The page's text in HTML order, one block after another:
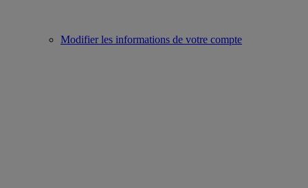
Modifier les informations de votre compte